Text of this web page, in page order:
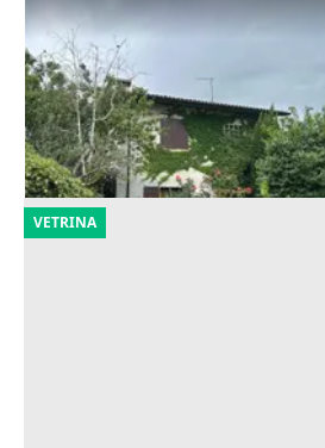
Asta Quota indivisa di 7/16 di
con autorimessa e area scoperta
Bassano del Grappa (Vicenza)
Offerta minima
107.625 €
19/10/2026
VETRINA